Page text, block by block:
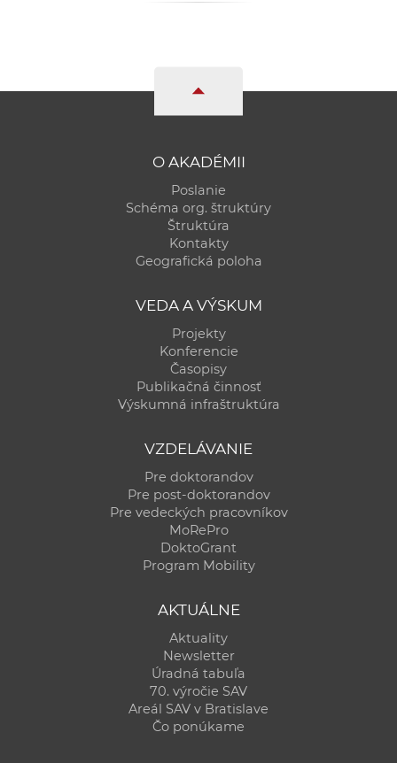
O AKADÉMII
Poslanie
Schéma org. štruktúry
Štruktúra
Kontakty
Geografická poloha
VEDA A VÝSKUM
Projekty
Konferencie
Časopisy
Publikačná činnosť
Výskumná infraštruktúra
VZDELÁVANIE
Pre doktorandov
Pre post-doktorandov
Pre vedeckých pracovníkov
MoRePro
DoktoGrant
Program Mobility
AKTUÁLNE
Aktuality
Newsletter
Úradná tabuľa
70. výročie SAV
Areál SAV v Bratislave
Čo ponúkame